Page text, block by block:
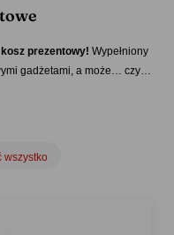
prezentowy! Wypełniony
gadżetami, a może… czymś
albo przygotuj swój
miała postać!
upominek. Sprawdzą się
i formalny
charakteru! Nieco
kompozycje kawy i
wszystko